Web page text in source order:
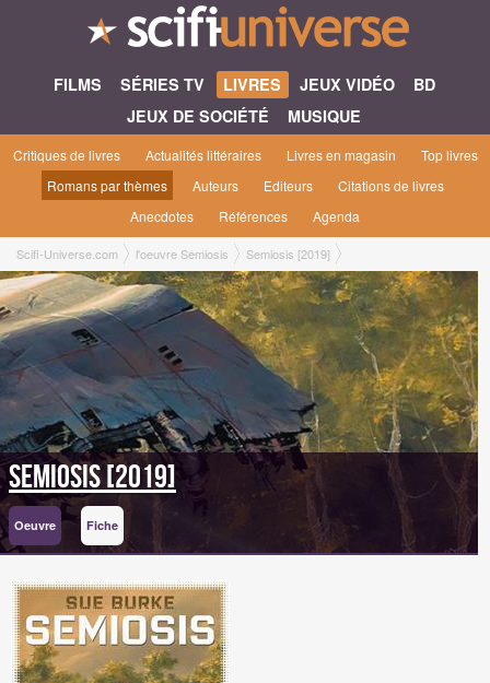
FILMS SÉRIES TV LIVRES JEUX VIDÉO
BD
JEUX DE SOCIÉTÉ
MUSIQUE
Critiques de livres Actualités littéraires Livres en magasin
Top livres
Romans par thèmes
Auteurs Editeurs
Citations de livres
Anecdotes
Références Agenda
Scifi-Universe.com l'oeuvre Semiosis Semiosis [2019]
Semiosis [2019]
Oeuvre Fiche